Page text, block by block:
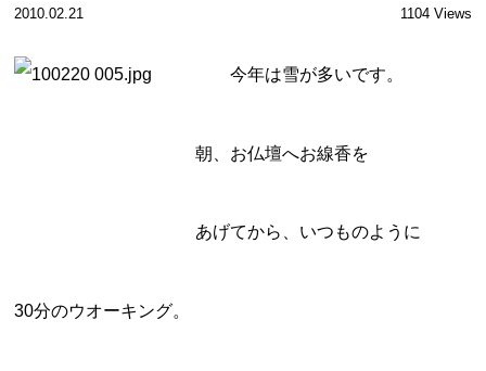
2010.02.21 1104 Views
今年は雪が多いです。
朝、お仏壇へお線香を
あげてから、いつものように
30分のウオーキング。